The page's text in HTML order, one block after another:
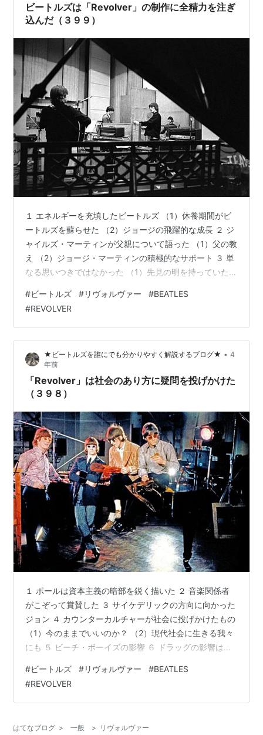
ビートルズは「Revolver」の制作に全精力を注ぎ
込んだ（３９９）
１ エネルギーを充填したビートルズ （1）休養期間がビ
ートルズを蘇らせた （2）ジョージの飛躍的な成長 ２ ジ
ャイルズ・マーティンが父親について語った （1）父の教
え （2）ジョージ・マーティンの積極的なサポート ３ 単
なる思いつきではなかった （1）先見の明を持っていた
Never Knows」のレコーディングに着手 （1）サイケデ
リックの真髄 （2）いつでも簡単に聴けるが （3）改めて
知る革命的なアルバム １ エネルギーを充填したビートル
ズ （1）休養期間がビートルズを蘇らせた 1966年1月、
トリニダード・トバゴで休暇を楽し…
#ビートルズ #リヴォルヴァー #BEATLES
#REVOLVER
★ビートルズを誰にでも分かりやすく解説するブログ★ • 4
年前
「Revolver」は社会のあり方に疑問を投げかけた
（３９８）
１ ポールは資本主義の暗部を鋭く描いた ２ 音楽関係者
がこぞって賞賛した ３ サイケデリックの方向に向かった
ジョン ４ カウンターカルチャーが社会に投げかけたもの
（1）今のままでいいのか？ （2）現代社会に生きる我々
にも ５ ビーチ・ボーイズの影響 ６ ドラッグの影響は公
は誰も気づかなかった １ ポールは資本主義の暗部を鋭く
描いた 「Revolver」は、ビートルズのサイケデリックな
時代の幕開けとなりました。タイトルにその名が使われ
人物たちが、世上に溢れる楽観主義…
#ビートルズ #リヴォルヴァー #BEATLES
#REVOLVER
はてなブログ > 一般 > リヴォルヴァー